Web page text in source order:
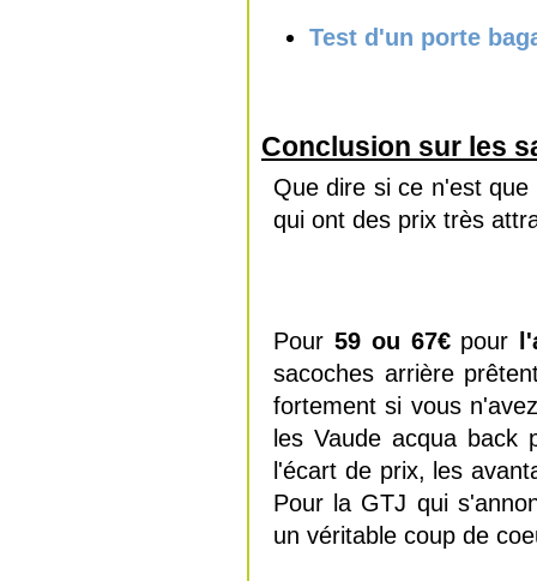
Test d'un porte
Conclusion sur les
Que dire si ce n'est
qui ont des prix très
Pour 59 ou 67€pour
sacoches arrière
fortement si vous
les Vaude acqua back
l'écart de prix, les
Pour la GTJ qui
un véritable coup de